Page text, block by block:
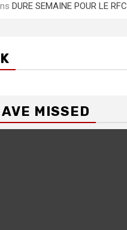
DURE SEMAINE POUR LE RFC
MISSED